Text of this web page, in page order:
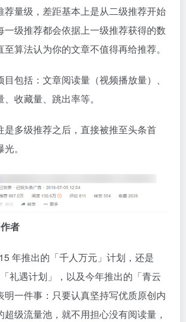
荐量级，差距基本上是从二级推荐开始
一级推荐都会依据上一级推荐获得的数
算法认为你的文章不值得再给推荐。
目包括：文章阅读量（视频播放量）、
收藏量、跳出率等。
是多级推荐之后，直接被推至头条首
。
者
年推出的「千人万元」计划，还是
礼遇计划」，以及今年推出的「青云
明一件事：只要认真坚持写优质原创内
级流量池，就不用担心没有阅读量，